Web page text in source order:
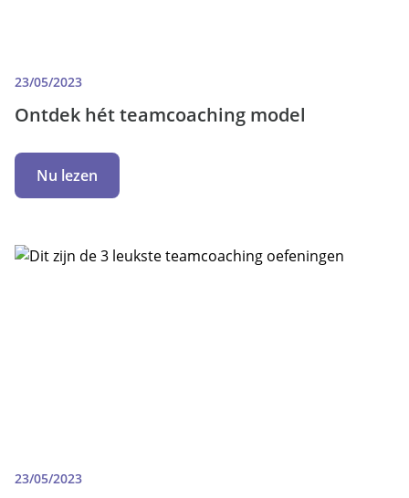
23/05/2023
Ontdek hét teamcoaching model
Nu lezen
23/05/2023